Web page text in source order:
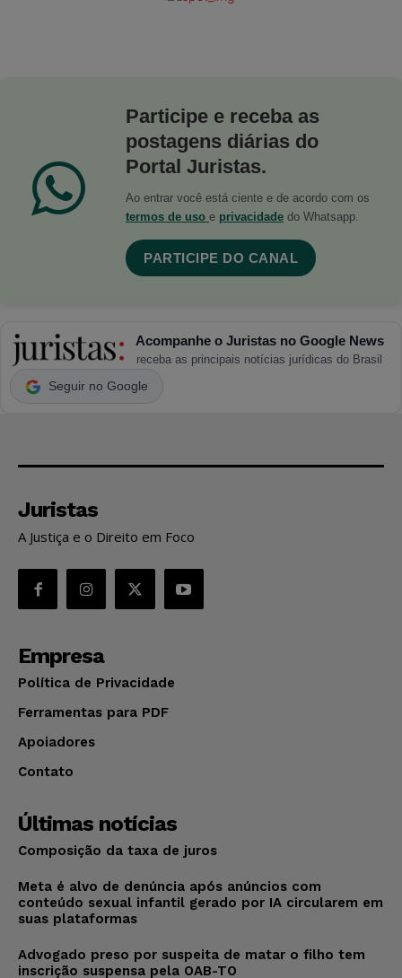
Participe e receba as
postagens diárias do
Portal Juristas.
Ao entrar você está ciente e de acordo com os
termos de uso e privacidade do Whatsapp.
PARTICIPE DO CANAL
Acompanhe o Juristas no Google News
receba as principais notícias jurídicas do Brasil
Seguir no Google
Juristas
A Justiça e o Direito em Foco
Empresa
Política de Privacidade
Ferramentas para PDF
Apoiadores
Contato
Últimas notícias
Composição da taxa de juros
Meta é alvo de denúncia após anúncios com
conteúdo sexual infantil gerado por IA circularem em
suas plataformas
Advogado preso por suspeita de matar o filho tem
inscrição suspensa pela OAB-TO